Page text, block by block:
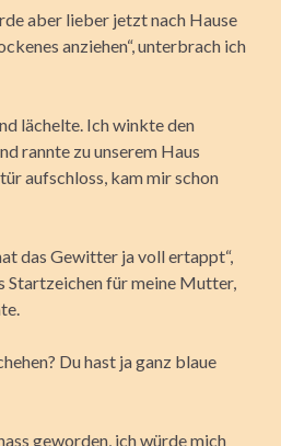
aber lieber jetzt nach Hause
anziehen“, unterbrach ich
lächelte. Ich winkte den
rannte zu unserem Haus
aufschloss, kam mir schon
das Gewitter ja voll ertappt“,
Startzeichen für meine Mutter,
Du hast ja ganz blaue
geworden, ich würde mich